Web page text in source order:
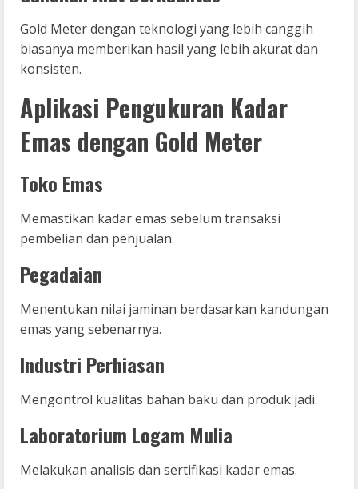
Gold Meter dengan teknologi yang lebih canggih
biasanya memberikan hasil yang lebih akurat dan
konsisten.
Aplikasi Pengukuran Kadar
Emas dengan Gold Meter
Toko Emas
Memastikan kadar emas sebelum transaksi
pembelian dan penjualan.
Pegadaian
Menentukan nilai jaminan berdasarkan kandungan
emas yang sebenarnya.
Industri Perhiasan
Mengontrol kualitas bahan baku dan produk jadi.
Laboratorium Logam Mulia
Melakukan analisis dan sertifikasi kadar emas.